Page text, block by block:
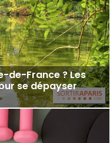
de-France ? Les
se dépayser